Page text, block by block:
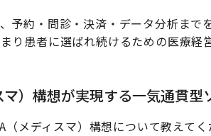
予約・問診・決済・データ分析まで
り患者に選ばれ続けるための医療経
）構想が実現する一気通貫型
メディスマ）構想について教えてく